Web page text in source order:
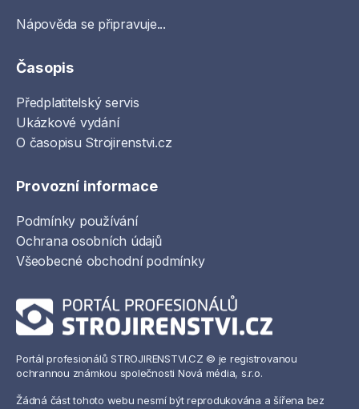
Nápověda se připravuje...
Časopis
Předplatitelský servis
Ukázkové vydání
O časopisu Strojirenstvi.cz
Provozní informace
Podmínky používání
Ochrana osobních údajů
Všeobecné obchodní podmínky
Portál profesionálů STROJIRENSTVI.CZ © je registrovanou
ochrannou známkou společnosti Nová média, s.r.o.
Žádná část tohoto webu nesmí být reprodukována a šířena bez